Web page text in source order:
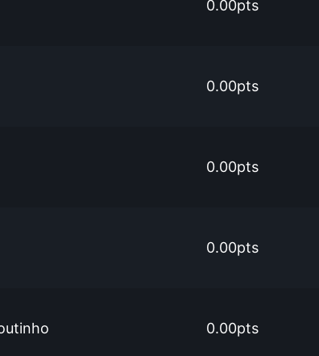
0.00pts
0.00pts
0.00pts
0.00pts
0.00pts